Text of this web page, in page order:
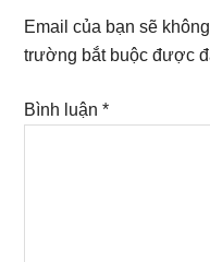
Email của bạn sẽ
trường bắt buộc được
Bình luận*